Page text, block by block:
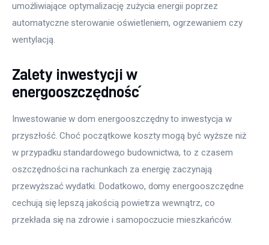
umożliwiające optymalizację zużycia energii poprzez
automatyczne sterowanie oświetleniem, ogrzewaniem czy
wentylacją.
Zalety inwestycji w
energooszczędność
Inwestowanie w dom energooszczędny to inwestycja w
przyszłość. Choć początkowe koszty mogą być wyższe niż
w przypadku standardowego budownictwa, to z czasem
oszczędności na rachunkach za energię zaczynają
przewyższać wydatki. Dodatkowo, domy energooszczędne
cechują się lepszą jakością powietrza wewnątrz, co
przekłada się na zdrowie i samopoczucie mieszkańców.